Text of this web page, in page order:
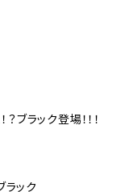
ブラック登場！！！
ラック